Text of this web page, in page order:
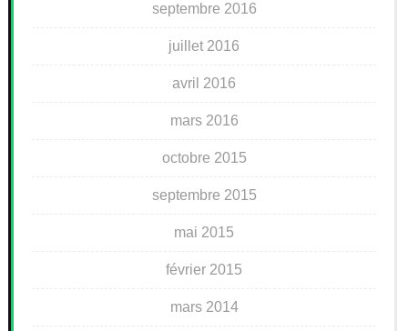
septembre 2016
juillet 2016
avril 2016
mars 2016
octobre 2015
septembre 2015
mai 2015
février 2015
mars 2014